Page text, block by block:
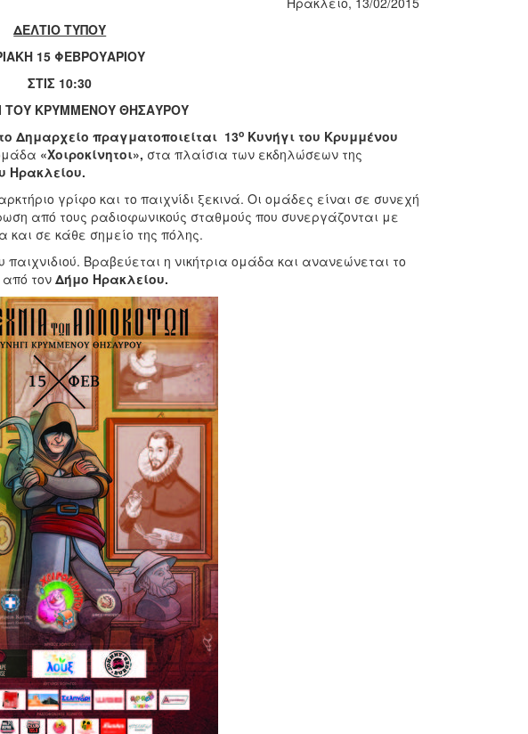
ΔΕΛΤΙΟ ΤΥΠΟΥ
15 ΦΕΒΡΟΥΑΡΙΟΥ
ΣΤΙΣ 10:30
ΤΟΥ ΚΡΥΜΜΕΝΟΥ ΘΗΣΑΥΡΟΥ
Δημαρχείο πραγματοποιείται 13ο Κυνήγι του Κρυμμένου
«Χοιροκίνητοι», στα πλαίσια των εκδηλώσεων της
Ηρακλείου.
γρίφο και το παιχνίδι ξεκινά. Οι ομάδες είναι σε συνεχή
από τους ραδιοφωνικούς σταθμούς που συνεργάζονται με
και σε κάθε σημείο της πόλης.
παιχνιδιού. Βραβεύεται η νικήτρια ομάδα και ανανεώνεται το
τονΔήμο Ηρακλείου.